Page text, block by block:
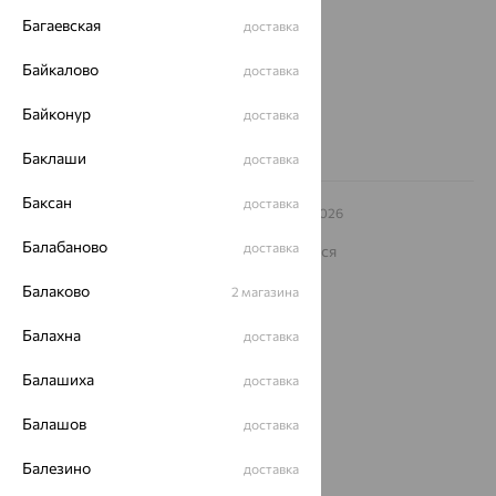
8 (800) 250-02-30
© ООО «Ювелирный дом «Кристалл»,2009 – 2026
На информационном ресурсе применяются
ОГРН 1044800168379
Багаевская доставка
Байкалово доставка
Байконур доставка
Баклаши доставка
Баксан доставка
Балабаново доставка
Балаково 2 магазина
Балахна доставка
Балашиха доставка
Балашов доставка
Балезино доставка